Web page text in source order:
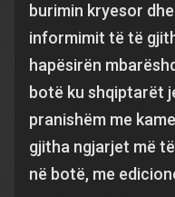
burimin kryesor
informimit të të
hapësirën
botë ku shqiptarët
pranishëm me
gjitha ngjarjet më
në botë, me